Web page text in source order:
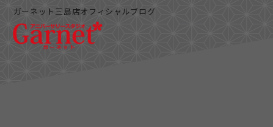
ガーネット三島店オフィシャルブログ